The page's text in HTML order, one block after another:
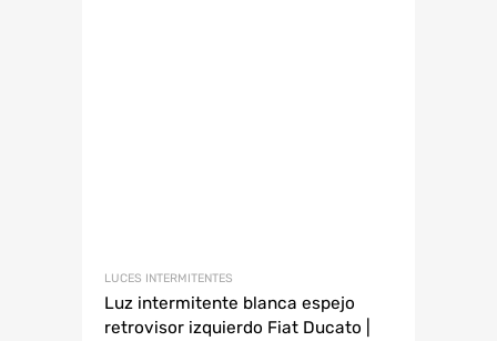
LUCES INTERMITENTES
Luz intermitente blanca espejo
retrovisor izquierdo Fiat Ducato |